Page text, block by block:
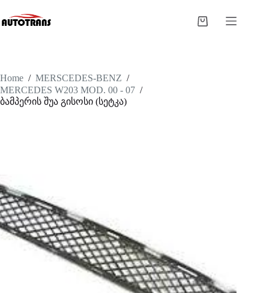
Home / MERSCEDES-BENZ /
MERCEDES W203 MOD. 00 - 07 /
ბამპერის შუა გისოსი (სეტკა)